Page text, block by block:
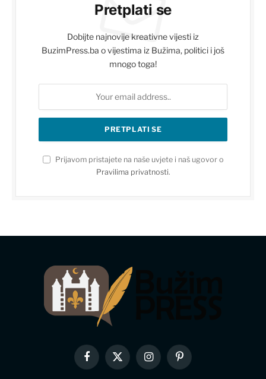
Pretplati se
Dobijte najnovije kreativne vijesti iz
BuzimPress.ba o vijestima iz Bužima, politici i još
mnogo toga!
Prijavom pristajete na naše uvjete i naš ugovor o
Pravilima privatnosti.
Facebook
X
(Twitter)
InstagramPinterest